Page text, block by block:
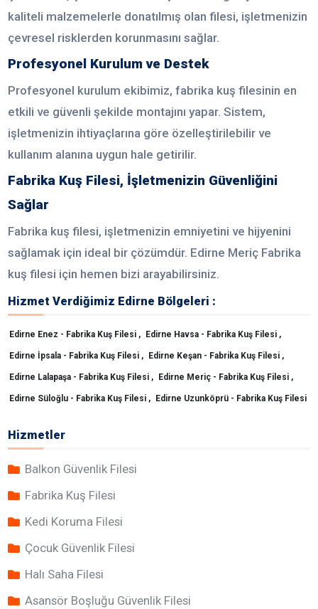
kaliteli malzemelerle donatılmış olan filesi, işletmenizin
çevresel risklerden korunmasını sağlar.
Profesyonel Kurulum ve Destek
Profesyonel kurulum ekibimiz, fabrika kuş filesinin en
etkili ve güvenli şekilde montajını yapar. Sistem,
işletmenizin ihtiyaçlarına göre özelleştirilebilir ve
kullanım alanına uygun hale getirilir.
Fabrika Kuş Filesi, İşletmenizin Güvenliğini
Sağlar
Fabrika kuş filesi, işletmenizin emniyetini ve hijyenini
sağlamak için ideal bir çözümdür. Edirne Meriç Fabrika
kuş filesi için hemen bizi arayabilirsiniz.
Hizmet Verdiğimiz Edirne Bölgeleri :
Edirne Enez - Fabrika Kuş Filesi , Edirne Havsa - Fabrika Kuş Filesi ,
Edirne İpsala - Fabrika Kuş Filesi , Edirne Keşan - Fabrika Kuş Filesi ,
Edirne Lalapaşa - Fabrika Kuş Filesi , Edirne Meriç - Fabrika Kuş Filesi ,
Edirne Süloğlu - Fabrika Kuş Filesi , Edirne Uzunköprü - Fabrika Kuş Filesi
Hizmetler
Balkon Güvenlik Filesi
Fabrika Kuş Filesi
Kedi Koruma Filesi
Çocuk Güvenlik Filesi
Halı Saha Filesi
Asansör Boşluğu Güvenlik Filesi